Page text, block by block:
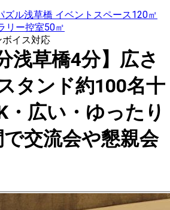
ル浅草橋 イベントスペース120㎡
リー控室50㎡
ボイス対応
浅草橋4分】広さ
タンド約100名十
・広い・ゆったり
交流会や懇親会